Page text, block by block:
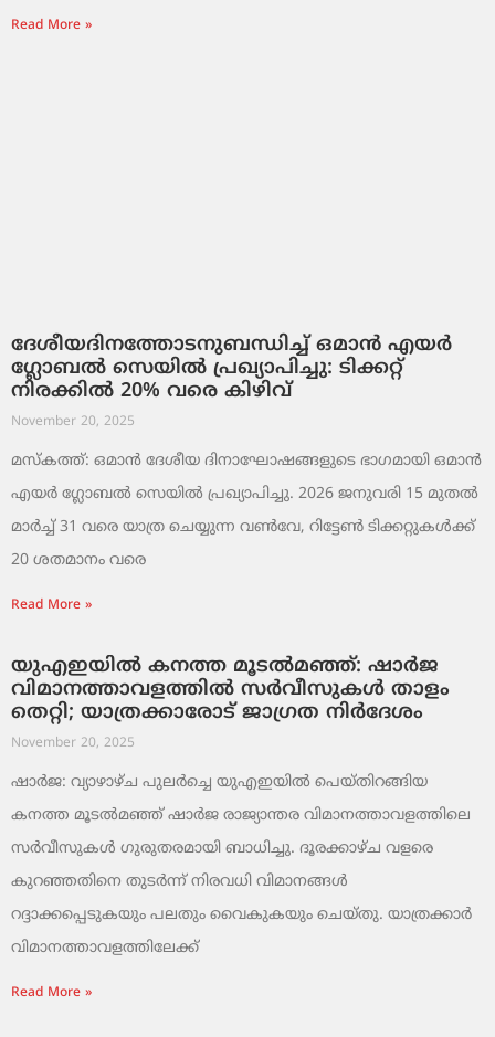
Read More »
ദേശീയദിനത്തോടനുബന്ധിച്ച് ഒമാൻ എയർ
ഗ്ലോബൽ സെയിൽ പ്രഖ്യാപിച്ചു: ടിക്കറ്റ്
നിരക്കിൽ 20% വരെ കിഴിവ്
November 20, 2025
മസ്‌കത്ത്: ഒമാൻ ദേശീയ ദിനാഘോഷങ്ങളുടെ ഭാഗമായി ഒമാൻ
എയർ ഗ്ലോബൽ സെയിൽ പ്രഖ്യാപിച്ചു. 2026 ജനുവരി 15 മുതൽ
മാർച്ച് 31 വരെ യാത്ര ചെയ്യുന്ന വൺവേ, റിട്ടേൺ ടിക്കറ്റുകൾക്ക്
20 ശതമാനം വരെ
Read More »
യുഎഇയിൽ കനത്ത മൂടൽമഞ്ഞ്: ഷാർജ
വിമാനത്താവളത്തിൽ സർവീസുകൾ താളം
തെറ്റി; യാത്രക്കാരോട് ജാഗ്രത നിർദേശം
November 20, 2025
ഷാർജ: വ്യാഴാഴ്ച പുലർച്ചെ യുഎഇയിൽ പെയ്തിറങ്ങിയ
കനത്ത മൂടൽമഞ്ഞ് ഷാർജ രാജ്യാന്തര വിമാനത്താവളത്തിലെ
സർവീസുകൾ ഗുരുതരമായി ബാധിച്ചു. ദൂരക്കാഴ്ച വളരെ
കുറഞ്ഞതിനെ തുടർന്ന് നിരവധി വിമാനങ്ങൾ
റദ്ദാക്കപ്പെടുകയും പലതും വൈകുകയും ചെയ്തു. യാത്രക്കാർ
വിമാനത്താവളത്തിലേക്ക്
Read More »